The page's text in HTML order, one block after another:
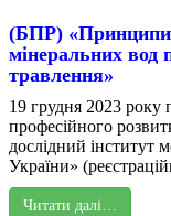
(БПР) «Принципи
мінеральних вод
травлення»
19 грудня 2023 року
професійного
дослідний інститут
України»
Читати далі…